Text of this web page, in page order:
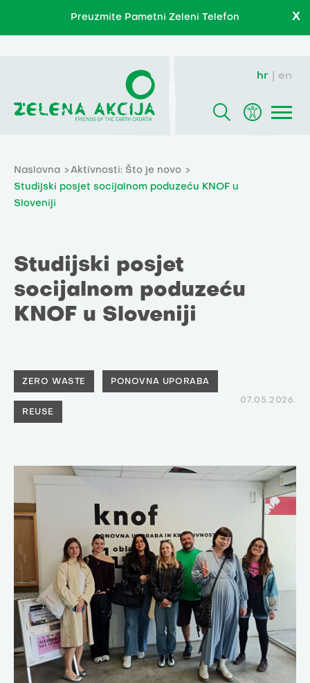
Preuzmite Pametni Zeleni Telefon X
hr en
Naslovna
Aktivnosti: Što je novo
Studijski posjet socijalnom poduzeću KNOF u
Sloveniji
Studijski posjet
socijalnom poduzeću
KNOF u Sloveniji
ZERO WASTE PONOVNA UPORABA
REUSE
07.05.2026.